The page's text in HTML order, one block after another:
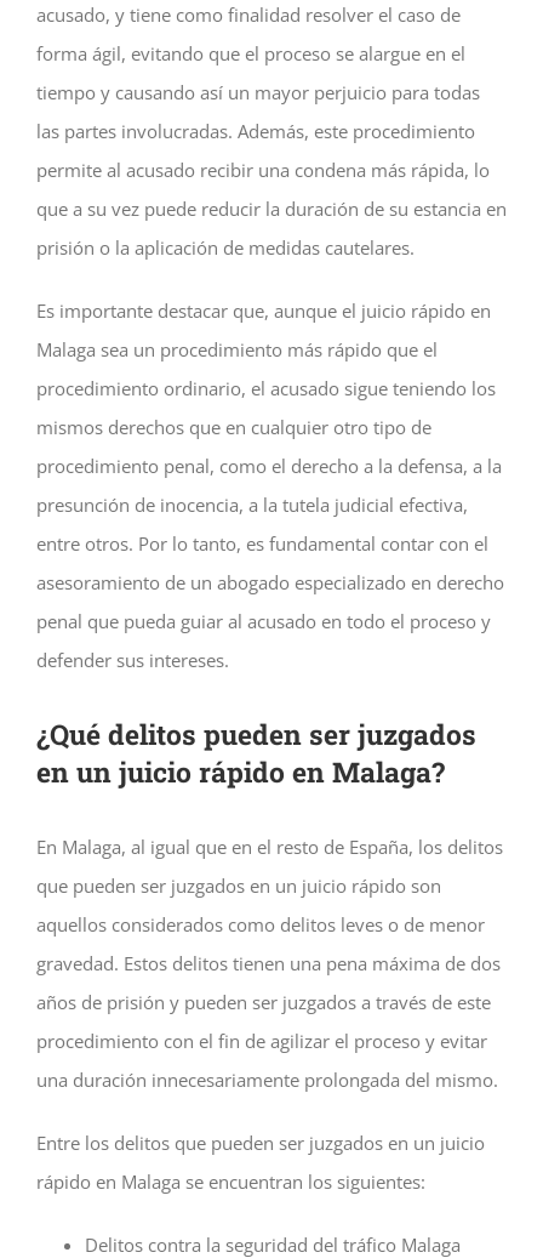
acusado, y tiene como finalidad resolver el caso de
forma ágil, evitando que el proceso se alargue en el
tiempo y causando así un mayor perjuicio para todas
las partes involucradas. Además, este procedimiento
permite al acusado recibir una condena más rápida, lo
que a su vez puede reducir la duración de su estancia en
prisión o la aplicación de medidas cautelares.
Es importante destacar que, aunque el juicio rápido en
Malaga sea un procedimiento más rápido que el
procedimiento ordinario, el acusado sigue teniendo los
mismos derechos que en cualquier otro tipo de
procedimiento penal, como el derecho a la defensa, a la
presunción de inocencia, a la tutela judicial efectiva,
entre otros. Por lo tanto, es fundamental contar con el
asesoramiento de un abogado especializado en derecho
penal que pueda guiar al acusado en todo el proceso y
defender sus intereses.
¿Qué delitos pueden ser juzgados
en un juicio rápido en Malaga?
En Malaga, al igual que en el resto de España, los delitos
que pueden ser juzgados en un juicio rápido son
aquellos considerados como delitos leves o de menor
gravedad. Estos delitos tienen una pena máxima de dos
años de prisión y pueden ser juzgados a través de este
procedimiento con el fin de agilizar el proceso y evitar
una duración innecesariamente prolongada del mismo.
Entre los delitos que pueden ser juzgados en un juicio
rápido en Malaga se encuentran los siguientes:
Delitos contra la seguridad del tráfico Malaga